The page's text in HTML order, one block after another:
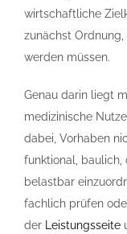
wirtschaftliche
zunächst
werden müssen.
Genau darin liegt
medizinische
dabei, Vorhaben
funktional,
belastbar
fachlich prüfen
der Leistungsseite